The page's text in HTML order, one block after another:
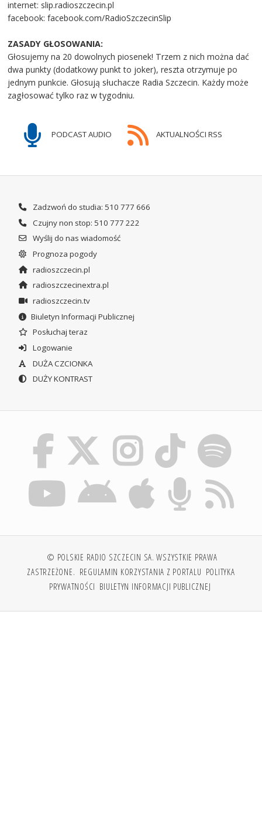
internet: slip.radioszczecin.pl
facebook: facebook.com/RadioSzczecinSlip
ZASADY GŁOSOWANIA:
Głosujemy na 20 dowolnych piosenek! Trzem z nich można dać
dwa punkty (dodatkowy punkt to joker), reszta otrzymuje po
jednym punkcie. Głosują słuchacze Radia Szczecin. Każdy może
zagłosować tylko raz w tygodniu.
PODCAST AUDIO AKTUALNOŚCI RSS
Zadzwoń do studia: 510 777 666
Czujny non stop: 510 777 222
Wyślij do nas wiadomość
Prognoza pogody
radioszczecin.pl
radioszczecinextra.pl
radioszczecin.tv
Biuletyn Informacji Publicznej
Posłuchaj teraz
Logowanie
DUŻA CZCIONKA
DUŻY KONTRAST
© POLSKIE RADIO SZCZECIN SA. WSZYSTKIE PRAWA
ZASTRZEŻONE. REGULAMIN KORZYSTANIA Z PORTALU POLITYKA
PRYWATNOŚCI BIULETYN INFORMACJI PUBLICZNEJ